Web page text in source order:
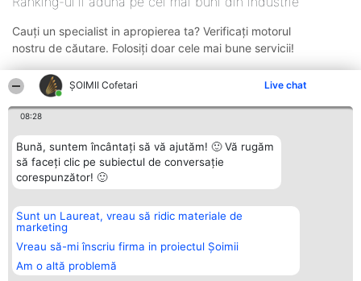
ȘOIMII Cofetari Live chat
08:28
Bună, suntem încântați să vă ajutăm! 🙂 Vă rugăm
să faceți clic pe subiectul de conversație
corespunzător! 🙂
Sunt un Laureat, vreau să ridic materiale de
marketing
Vreau să-mi înscriu firma in proiectul Șoimii
Am o altă problemă
Cauți un specialist in apropierea ta? Verificați motorul
nostru de căutare. Folosiți doar cele mai bune servicii!
Organizator Ranking
BRIGHT SOLUTIONS BR SRL
Aleea Timisul De Sus 2 Bl. A30
Sc. A Et. 4 Ap. 13 Cod 061952
București
CUI 36737675
Plebiscyt
Lista Tuturor
Laureaților
Statut
Contact